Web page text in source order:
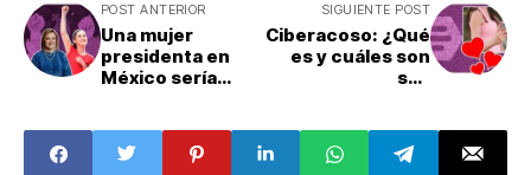
POST ANTERIOR
Una mujer
presidenta en
México sería
cambiaría?
SIGUIENTE POST
Ciberacoso: ¿Qué
es y cuáles son
sus